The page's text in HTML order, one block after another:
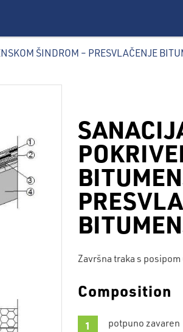
ŠINDROM – PRESVLAČENJE
Završna traka s
Composition
potpuno zavaren